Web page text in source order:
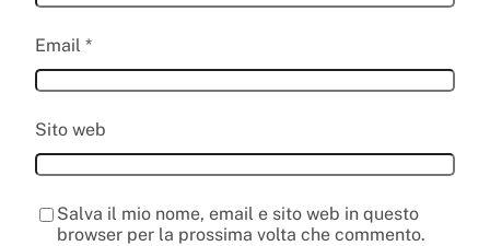
Email *
Sito web
Salva il mio nome, email e sito web in questo
browser per la prossima volta che commento.